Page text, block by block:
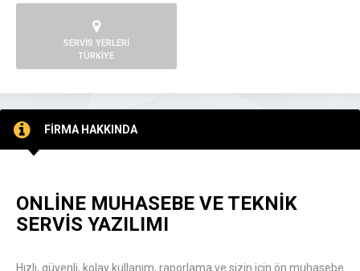
SERVİS YERLERİ
TÜRKİYE
FİRMA HAKKINDA
ONLİNE MUHASEBE VE TEKNİK
SERVİS YAZILIMI
Hızlı, güvenli, kolay kullanım, raporlama ve sizin için ön muhasebe